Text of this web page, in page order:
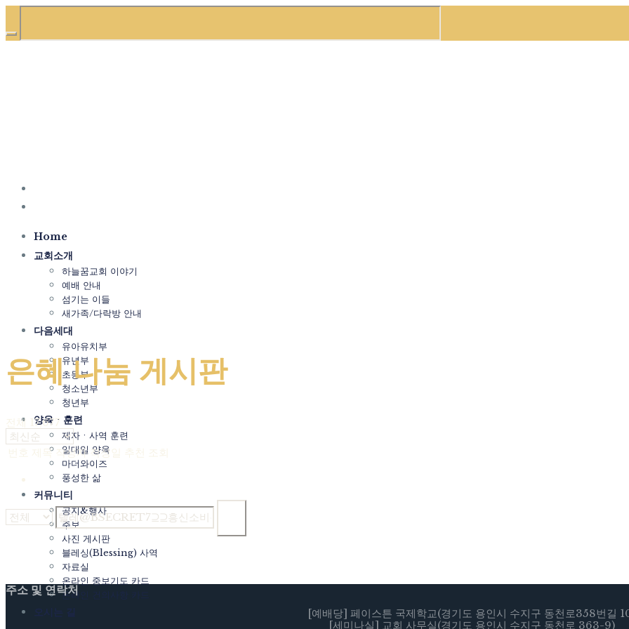
Home
교회소개
하늘꿈교회 이야기
예배 안내
섬기는 이들
새가족/다락방 안내
다음세대
유아유치부
유년부
초등부
청소년부
청년부
양육ㆍ훈련
제자ㆍ사역 훈련
일대일 양육
마더와이즈
풍성한 삶
커뮤니티
공지&행사
주보
사진 게시판
블레싱(Blessing) 사역
자료실
온라인 중보기도 카드
온라인 건의사항 카드
은혜 나눔 게시판
은혜 나눔 게시판
전체 17,677
번호 제목 작성자 작성일 추천 조회
Powered by KBoard
주소 및 연락처
[예배당] 페이스튼 국제학교(경기도 용인시 수지구 동천로358번길
[세미나실] 교회 사무실(경기도 용인시 수지구 동천로 363-9)